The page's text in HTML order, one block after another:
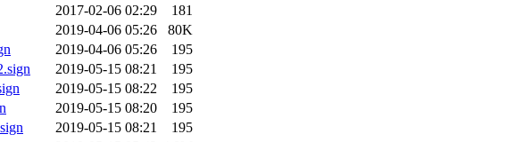
2017-02-06 02:29
181
2019-04-06 05:26
80K
2019-04-06 05:26
195
2019-05-15 08:21
195
2019-05-15 08:22
195
2019-05-15 08:20
195
2019-05-15 08:21
195